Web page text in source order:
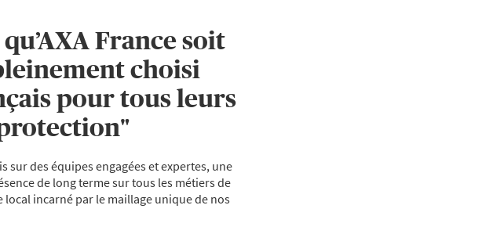
France soit
choisi
pour tous leurs
sur des équipes engagées et expertes, une
de long terme sur tous les métiers de
local incarné par le maillage unique de nos